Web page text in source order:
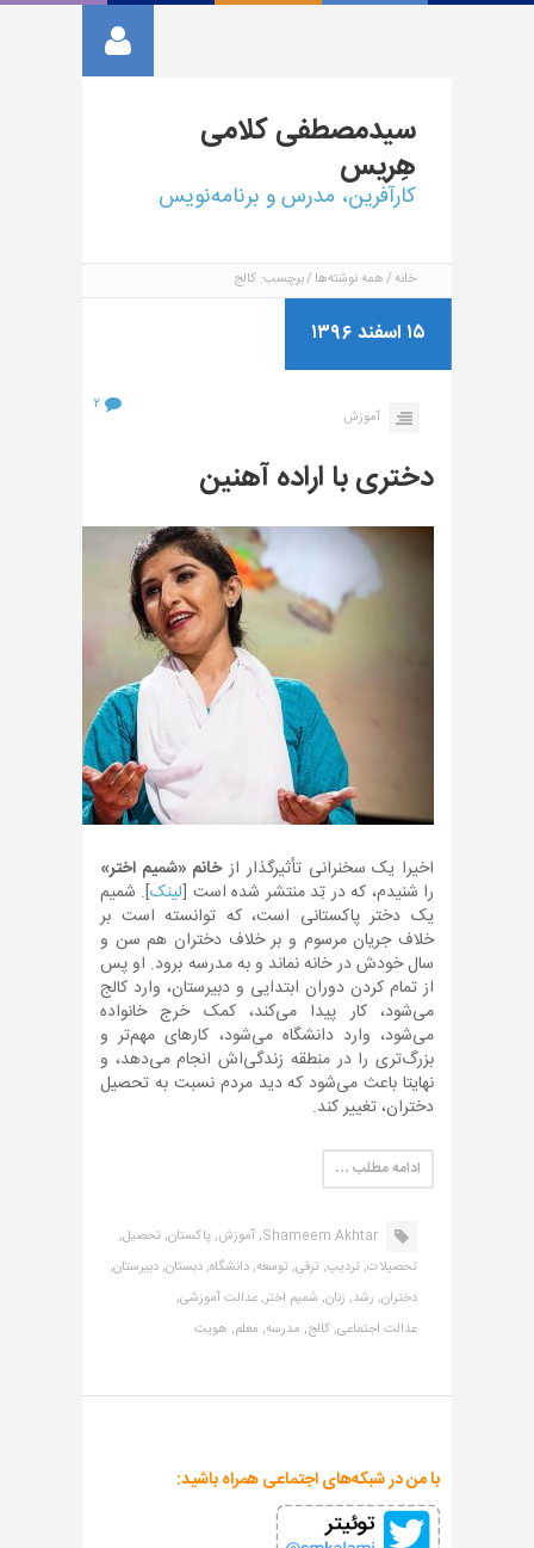
سیدمصطفیکلامی
هِریس
کارآفرین، مدرس و برنامه‌نویس
خانه همه نوشته‌ها برچسب: کالج
۱۵ اسفند ۱۳۹۶
آموزش
۲
دختری با اراده آهنین
اخیرا یک سخنرانی تأثیرگذار ازخانم «شمیم اختر»
را شنیدم، که در تِد منتشر شده است [لینک]. شمیم
یک دختر پاکستانی است، که توانسته است بر
خلاف جریان مرسوم و بر خلاف دختران هم سن و
سال خودش در خانه نماند و به مدرسه برود. او پس
از تمام کردن دوران ابتدایی و دبیرستان، وارد کالج
می‌شود، کار پیدا می‌کند، کمک خرج خانواده
می‌شود، وارد دانشگاه می‌شود، کارهای مهم‌تر و
بزرگ‌تری را در منطقه زندگی‌اش انجام می‌دهد، و
نهایتا باعث می‌شود که دید مردم نسبت به تحصیل
دختران، تغییر کند.
ادامه مطلب …
Shameem Akhtar, آموزش,پاکستان,تحصیل,
تحصیلات,تردیپ,ترقی,توسعه,دانشگاه,دبستان,دبیرستان,
دختران, رشد, زنان, شمیم اختر,عدالت آموزشی,
عدالت اجتماعی,کالج, مدرسه, معلم, هویت
با من در شبکه‌های اجتماعی همراه باشید: